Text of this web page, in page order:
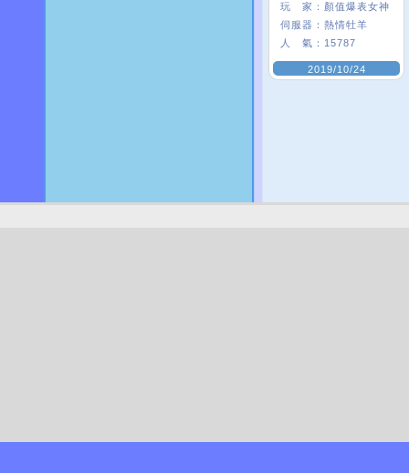
玩 家： 顏值爆表女神
伺服器： 熱情牡羊
人 氣： 15787
2019/10/24